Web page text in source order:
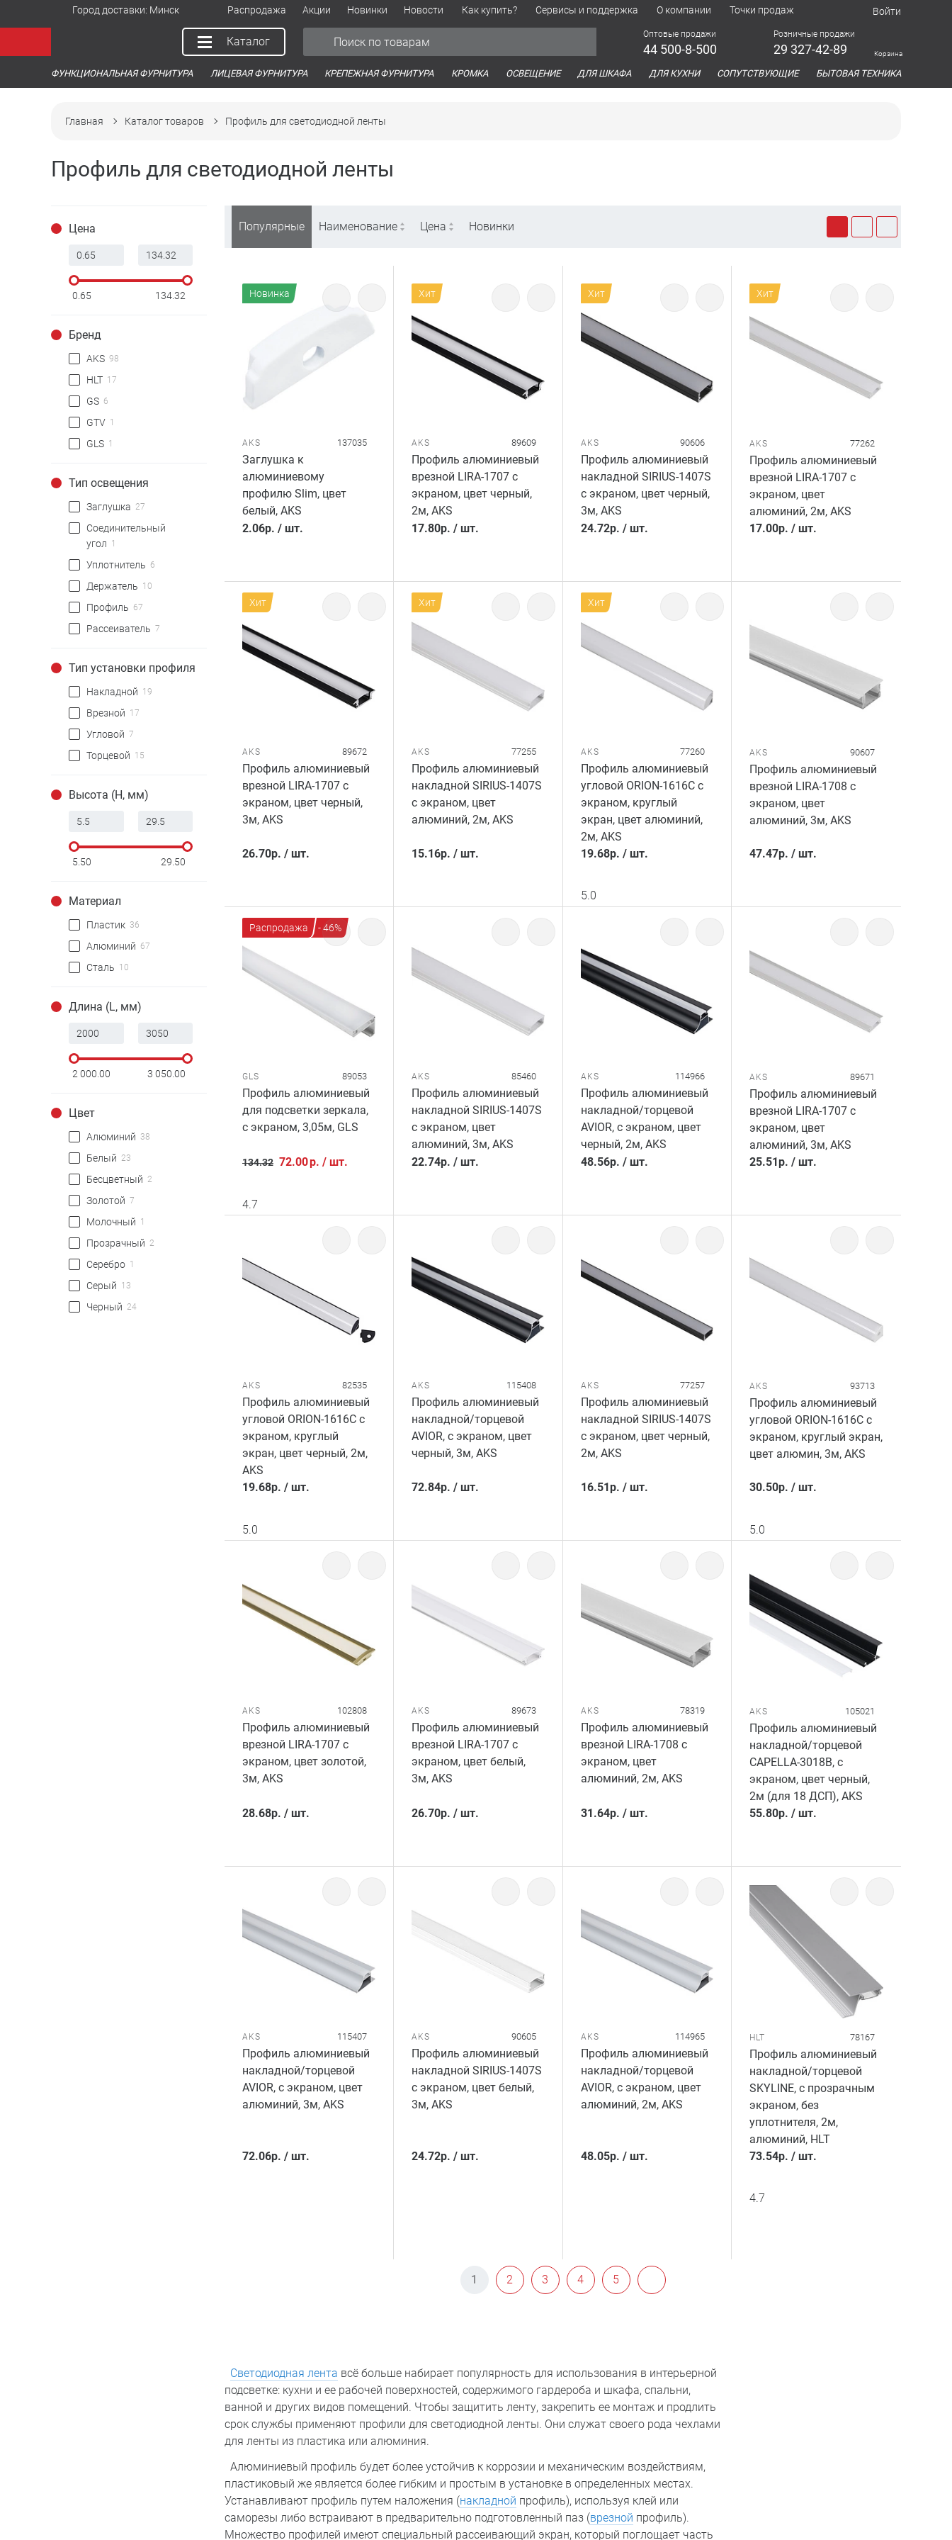
Город доставки: Минск Распродажа Акции Новинки Новости Как купить? Сервисы и поддержка О компании Точки продаж Войти
Каталог
Оптовые продажи
44 500-8-500
Розничные продажи
29 327-42-89 Корзина
ФУНКЦИОНАЛЬНАЯ ФУРНИТУРА ЛИЦЕВАЯ ФУРНИТУРА КРЕПЕЖНАЯ ФУРНИТУРА КРОМКА ОСВЕЩЕНИЕ ДЛЯ ШКАФА ДЛЯ КУХНИ СОПУТСТВУЮЩИЕ БЫТОВАЯ ТЕХНИКА
Главная Каталог товаров Профиль для светодиодной ленты
Профиль для светодиодной ленты
Цена
0.65 134.32
Бренд
AKS 98
HLT 17
GS 6
GTV 1
GLS 1
Тип освещения
Заглушка 27
Соединительный
угол 1
Уплотнитель 6
Держатель 10
Профиль 67
Рассеиватель 7
Тип установки профиля
Накладной 19
Врезной 17
Угловой 7
Торцевой 15
Высота (H, мм)
5.50 29.50
Материал
Пластик 36
Алюминий 67
Сталь 10
Длина (L, мм)
2 000.00 3 050.00
Цвет
Алюминий 38
Белый 23
Бесцветный 2
Золотой 7
Молочный 1
Прозрачный 2
Серебро 1
Серый 13
Черный 24
Популярные Наименование Цена Новинки
Новинка
AKS 137035
Заглушка к
алюминиевому
профилю Slim, цвет
белый, AKS
2.06р. / шт.
Хит
AKS 89609
Профиль алюминиевый
врезной LIRA-1707 с
экраном, цвет черный,
2м, AKS
17.80р. / шт.
Хит
AKS 90606
Профиль алюминиевый
накладной SIRIUS-1407S
с экраном, цвет черный,
3м, AKS
24.72р. / шт.
Хит
AKS 77262
Профиль алюминиевый
врезной LIRA-1707 с
экраном, цвет
алюминий, 2м, AKS
17.00р. /шт.
Хит
AKS 89672
Профиль алюминиевый
врезной LIRA-1707 с
экраном, цвет черный,
3м, AKS
26.70р. / шт.
Хит
AKS 77255
Профиль алюминиевый
накладной SIRIUS-1407S
с экраном, цвет
алюминий, 2м, AKS
15.16р. / шт.
Хит
AKS 77260
Профиль алюминиевый
угловой ORION-1616C с
экраном, круглый
экран, цвет алюминий,
2м, AKS
19.68р. / шт.
5.0
AKS 90607
Профиль алюминиевый
врезной LIRA-1708 с
экраном, цвет
алюминий, 3м, AKS
47.47р. /шт.
Распродажа - 46%
GLS 89053
Профиль алюминиевый
для подсветки зеркала,
с экраном, 3,05м, GLS
134.32 72.00р. / шт.
4.7
AKS 85460
Профиль алюминиевый
накладной SIRIUS-1407S
с экраном, цвет
алюминий, 3м, AKS
22.74р. / шт.
AKS 114966
Профиль алюминиевый
накладной/торцевой
AVIOR, с экраном, цвет
черный, 2м, AKS
48.56р. / шт.
AKS 89671
Профиль алюминиевый
врезной LIRA-1707 с
экраном, цвет
алюминий, 3м, AKS
25.51р. /шт.
AKS 82535
Профиль алюминиевый
угловой ORION-1616C с
экраном, круглый
экран, цвет черный, 2м,
AKS
19.68р. / шт.
5.0
AKS 115408
Профиль алюминиевый
накладной/торцевой
AVIOR, с экраном, цвет
черный, 3м, AKS
72.84р. / шт.
AKS 77257
Профиль алюминиевый
накладной SIRIUS-1407S
с экраном, цвет черный,
2м, AKS
16.51р. / шт.
AKS 93713
Профиль алюминиевый
угловой ORION-1616C с
экраном, круглый экран,
цвет алюмин, 3м, AKS
30.50р. /шт.
5.0
AKS 102808
Профиль алюминиевый
врезной LIRA-1707 с
экраном, цвет золотой,
3м, AKS
28.68р. / шт.
AKS 89673
Профиль алюминиевый
врезной LIRA-1707 с
экраном, цвет белый,
3м, AKS
26.70р. / шт.
AKS 78319
Профиль алюминиевый
врезной LIRA-1708 с
экраном, цвет
алюминий, 2м, AKS
31.64р. / шт.
AKS 105021
Профиль алюминиевый
накладной/торцевой
CAPELLA-3018B, с
экраном, цвет черный,
2м (для 18 ДСП), AKS
55.80р. /шт.
AKS 115407
Профиль алюминиевый
накладной/торцевой
AVIOR, с экраном, цвет
алюминий, 3м, AKS
72.06р. / шт.
AKS 90605
Профиль алюминиевый
накладной SIRIUS-1407S
с экраном, цвет белый,
3м, AKS
24.72р. / шт.
AKS 114965
Профиль алюминиевый
накладной/торцевой
AVIOR, с экраном, цвет
алюминий, 2м, AKS
48.05р. / шт.
HLT 78167
Профиль алюминиевый
накладной/торцевой
SKYLINE, с прозрачным
экраном, без
уплотнителя, 2м,
алюминий, HLT
73.54р. /шт.
4.7
1 2 3 4 5
Светодиодная лента всё больше набирает популярность для использования в интерьерной
подсветке: кухни и ее рабочей поверхностей, содержимого гардероба и шкафа, спальни,
ванной и других видов помещений. Чтобы защитить ленту, закрепить ее монтаж и продлить
срок службы применяют профили для светодиодной ленты. Они служат своего рода чехлами
для ленты из пластика или алюминия.
Алюминиевый профиль будет более устойчив к коррозии и механическим воздействиям,
пластиковый же является более гибким и простым в установке в определенных местах.
Устанавливают профиль путем наложения (накладной профиль), используя клей или
саморезы либо встраивают в предварительно подготовленный паз (врезной профиль).
Множество профилей имеют специальный рассеивающий экран, который поглощает часть